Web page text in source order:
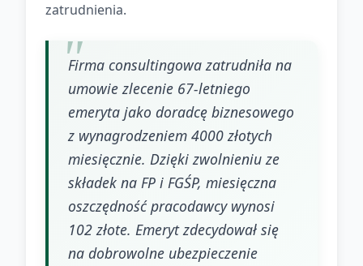
zatrudnienia.
Firma consultingowa zatrudniła na
umowie zlecenie 67-letniego
emeryta jako doradcę biznesowego
z wynagrodzeniem 4000 złotych
miesięcznie. Dzięki zwolnieniu ze
składek na FP i FGŚP, miesięczna
oszczędność pracodawcy wynosi
102 złote. Emeryt zdecydował się
na dobrowolne ubezpieczenie